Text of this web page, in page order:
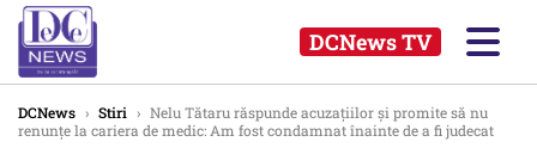
DCNews TV
DCNews › Stiri › Nelu Tătaru răspunde acuzațiilor și promite să nu
renunțe la cariera de medic: Am fost condamnat înainte de a fi judecat